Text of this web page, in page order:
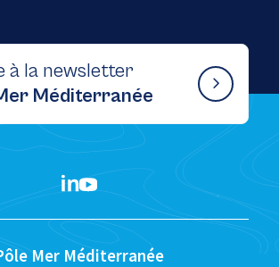
à la newsletter
Méditerranée
Mer Méditerranée